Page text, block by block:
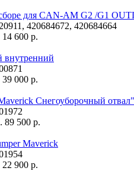
для CAN-AM G2 /G1
420684672, 420684664
14 600 р.
внутренний
39 000 р.
Снегоуборочный отвал"
89 500 р.
Maverick
22 900 р.